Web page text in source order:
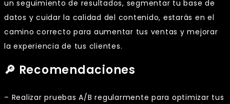
un seguimiento de resultados, segmentar tu base de
datos y cuidar la calidad del contenido, estarás en el
camino correcto para aumentar tus ventas y mejorar
la experiencia de tus clientes.
🔎 Recomendaciones
– Realizar pruebas A/B regularmente para optimizar tus